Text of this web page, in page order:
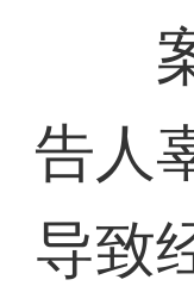
案
告人
导致